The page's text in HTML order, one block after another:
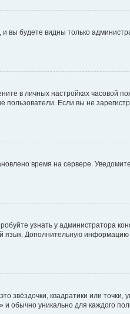
, и вы будете видны только
в личных настройках часовой
пользователи. Если вы не
время на сервере.
узнать у администратора
язык. Дополнительную
звёздочки, квадратики или точки,
обычно уникально для каждого